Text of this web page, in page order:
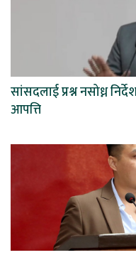
सांसदलाई प्रश्न नसोध्न
आपत्ति